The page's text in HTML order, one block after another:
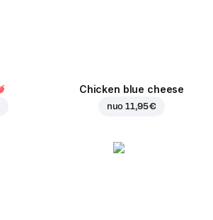
Chicken blue cheese
nuo11,95 €